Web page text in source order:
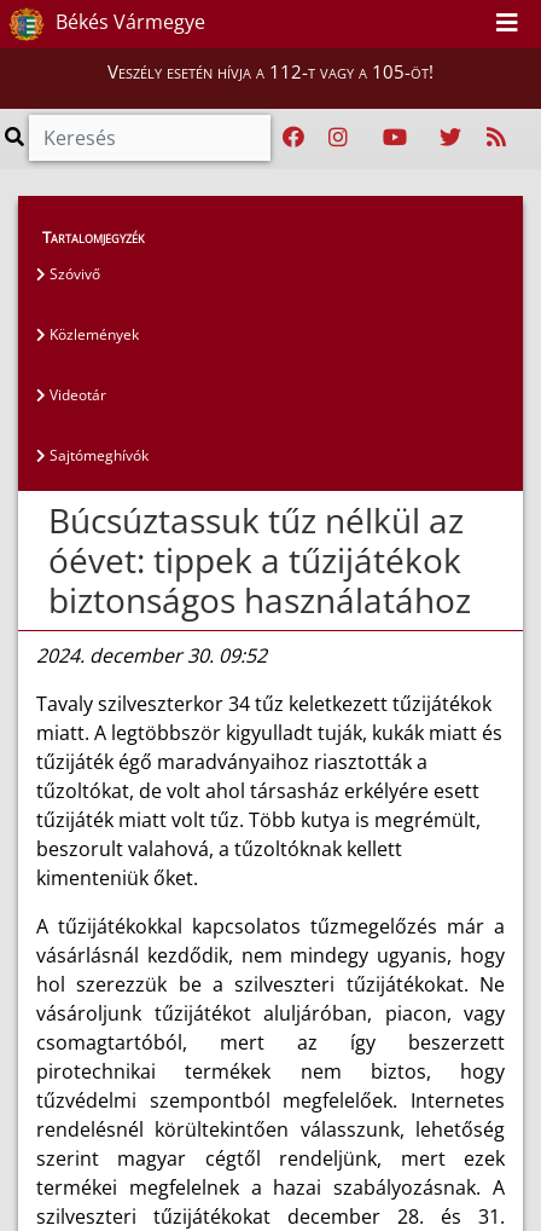
Békés Vármegye
Veszély esetén hívja a 112-t vagy a 105-öt!
Magunkról
Tartalomjegyzék
Szóvivő
Közlemények
Videotár
Sajtómeghívók
Búcsúztassuk tűz nélkül az
óévet: tippek a tűzijátékok
biztonságos használatához
2024. december 30. 09:52
Tavaly szilveszterkor 34 tűz keletkezett tűzijátékok
miatt. A legtöbbször kigyulladt tuják, kukák miatt és
tűzijáték égő maradványaihoz riasztották a
tűzoltókat, de volt ahol társasház erkélyére esett
tűzijáték miatt volt tűz. Több kutya is megrémült,
beszorult valahová, a tűzoltóknak kellett
kimenteniük őket.
A tűzijátékokkal kapcsolatos tűzmegelőzés már a
vásárlásnál kezdődik, nem mindegy ugyanis, hogy
hol szerezzük be a szilveszteri tűzijátékokat. Ne
vásároljunk tűzijátékot aluljáróban, piacon, vagy
csomagtartóból, mert az így beszerzett
pirotechnikai termékek nem biztos, hogy
tűzvédelmi szempontból megfelelőek. Internetes
rendelésnél körültekintően válasszunk, lehetőség
szerint magyar cégtől rendeljünk, mert ezek
termékei megfelelnek a hazai szabályozásnak. A
szilveszteri tűzijátékokat december 28. és 31.